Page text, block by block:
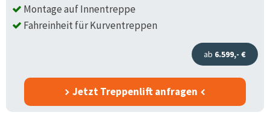
Montage auf Innentreppe
Fahreinheit für Kurventreppen
ab 6.599,- €
Jetzt Treppenlift anfragen